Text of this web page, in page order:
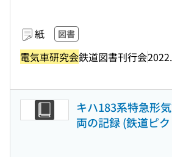
紙 図書
電気車研究会鉄道図書刊行会
キハ183系特急形
両の記録 (鉄道ピ